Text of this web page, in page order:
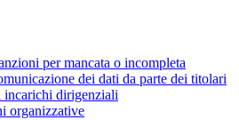
per mancata o incompleta
dei dati da parte dei titolari
incarichi dirigenziali
organizzative